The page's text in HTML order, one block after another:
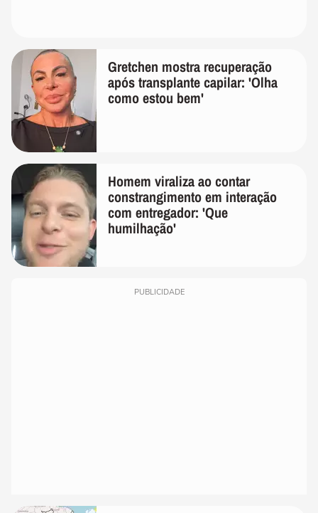
Gretchen mostra recuperação
após transplante capilar: 'Olha
como estou bem'
Homem viraliza ao contar
constrangimento em interação
com entregador: 'Que
humilhação'
PUBLICIDADE